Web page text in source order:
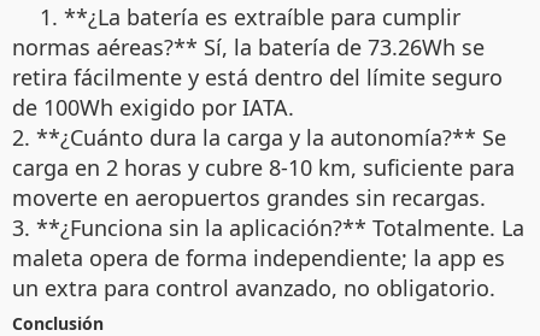
1. **¿La batería es extraíble para cumplir
normas aéreas?** Sí, la batería de 73.26Wh se
retira fácilmente y está dentro del límite seguro
de 100Wh exigido por IATA.
2. **¿Cuánto dura la carga y la autonomía?** Se
carga en 2 horas y cubre 8-10 km, suficiente para
moverte en aeropuertos grandes sin recargas.
3. **¿Funciona sin la aplicación?** Totalmente. La
maleta opera de forma independiente; la app es
un extra para control avanzado, no obligatorio.
Conclusión